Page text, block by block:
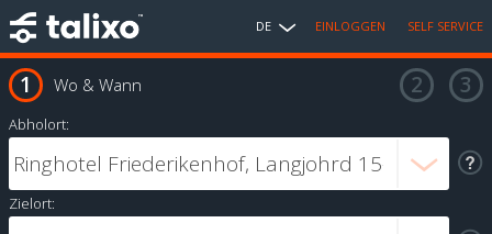
DE EINLOGGEN SELF SERVICE
Wo & Wann
Abholort:
Zielort: